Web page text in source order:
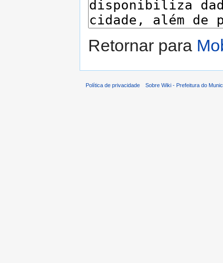
Retornar para
Política de privacidade Sobre Wiki - Prefeitura do